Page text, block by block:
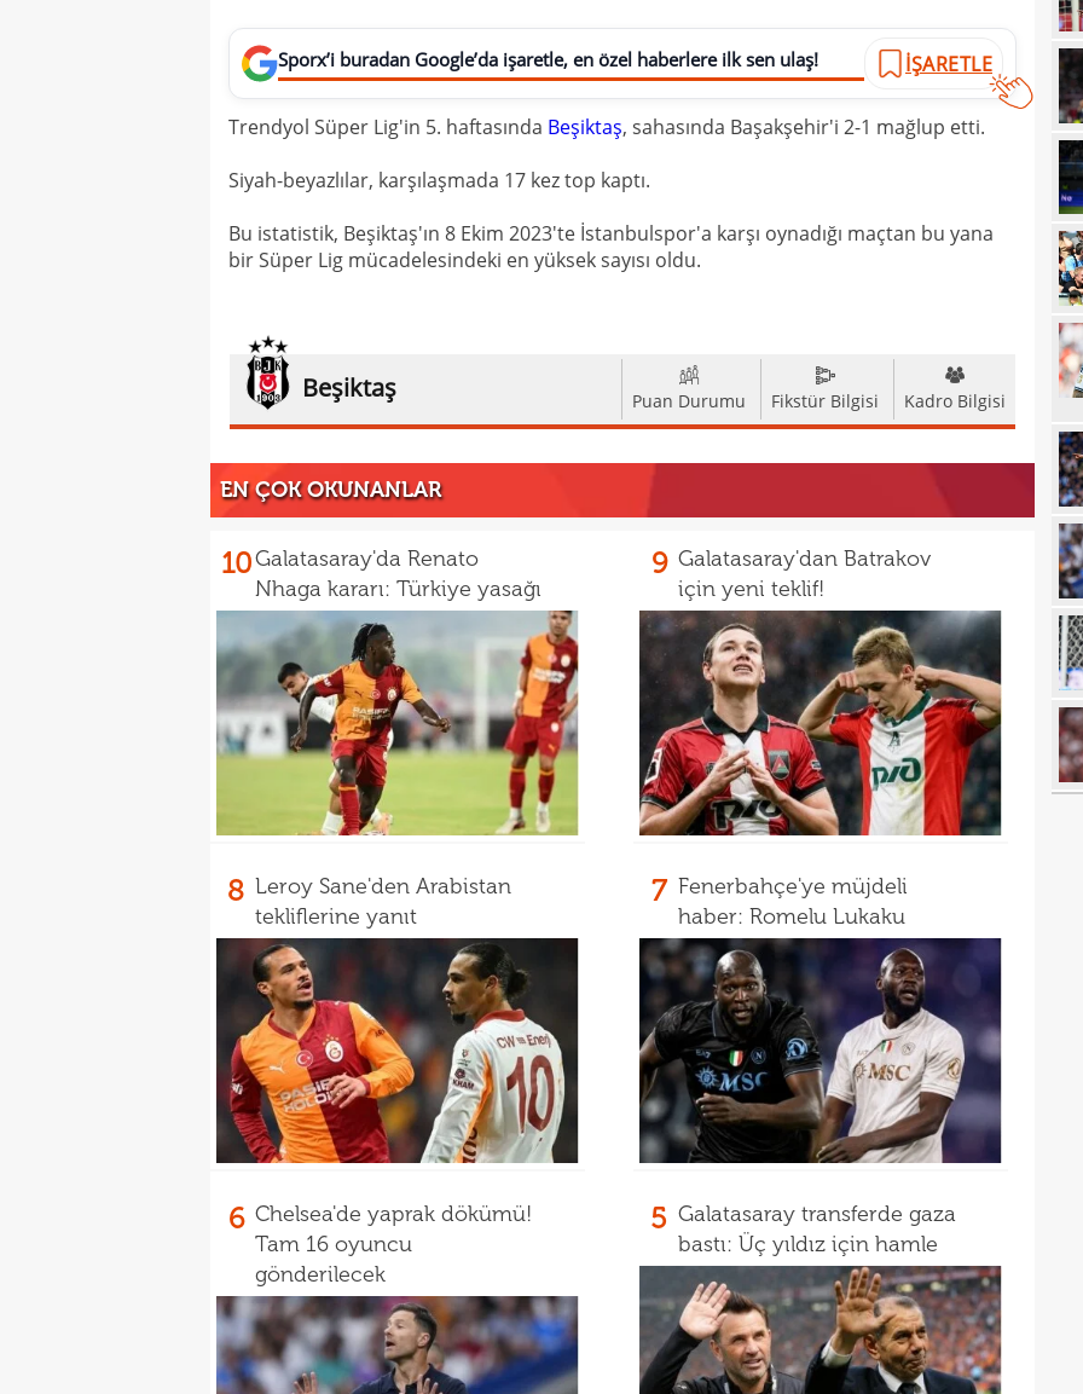
Sporx’i buradan Google’da işaretle, en özel haberlere ilk sen ulaş! İŞARETLE
Trendyol Süper Lig'in 5. haftasında Beşiktaş, sahasında Başakşehir'i 2-1 mağlup etti.
Siyah-beyazlılar, karşılaşmada 17 kez top kaptı.
Bu istatistik, Beşiktaş'ın 8 Ekim 2023'te İstanbulspor'a karşı oynadığı maçtan bu yana
bir Süper Lig mücadelesindeki en yüksek sayısı oldu.
Beşiktaş Puan Durumu Fikstür Bilgisi Kadro Bilgisi
EN ÇOK OKUNANLAR
10Galatasaray'da Renato
Nhaga kararı: Türkiye yasağı
9 Galatasaray'dan Batrakov
için yeni teklif!
8 Leroy Sane'den Arabistan
tekliflerine yanıt
7 Fenerbahçe'ye müjdeli
haber: Romelu Lukaku
6 Chelsea'de yaprak dökümü!
Tam 16 oyuncu
gönderilecek
5 Galatasaray transferde gaza
bastı: Üç yıldız için hamle